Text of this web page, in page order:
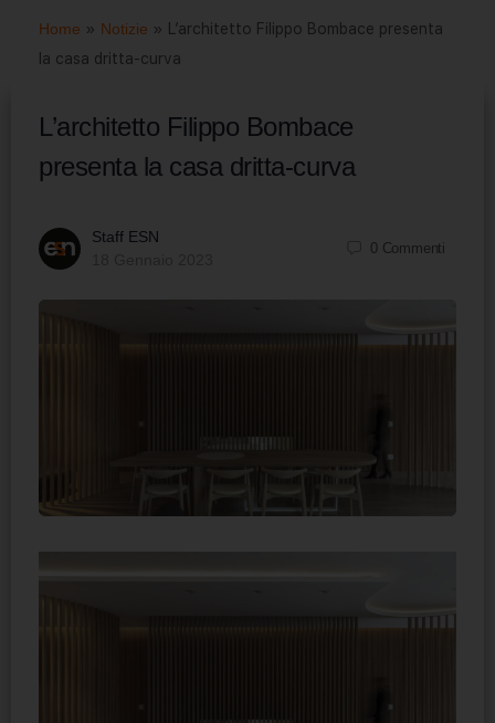
Home » Notizie »
L’architetto Filippo Bombace presenta
la casa dritta-curva
L’architetto Filippo Bombace
presenta la casa dritta-curva
Staff ESN
0 Commenti